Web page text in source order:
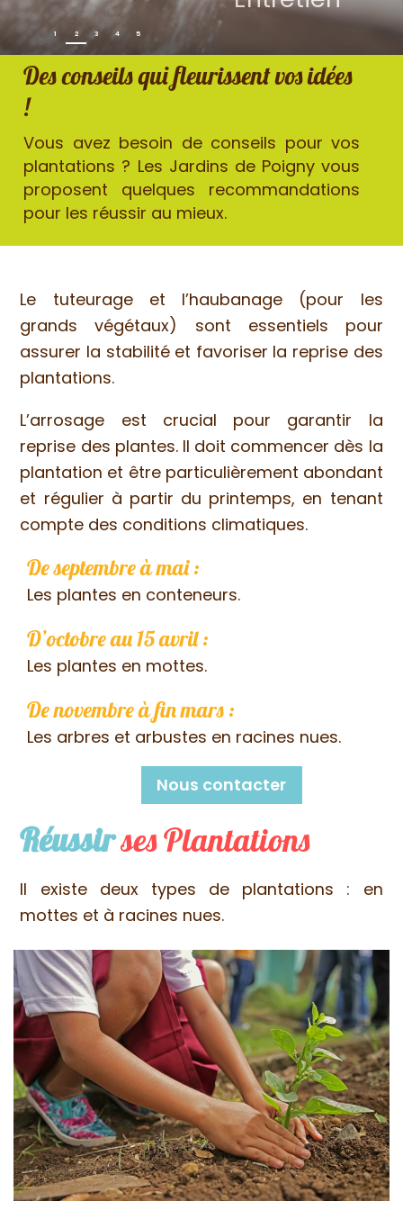
1 2 3 4 5
Des conseils qui fleurissent vos idées
!
Vous avez besoin de conseils pour vos
plantations ? Les Jardins de Poigny vous
proposent quelques recommandations
pour les réussir au mieux.
Le tuteurage et l’haubanage (pour les
grands végétaux) sont essentiels pour
assurer la stabilité et favoriser la reprise des
plantations.
L’arrosage est crucial pour garantir la
reprise des plantes. Il doit commencer dès la
plantation et être particulièrement abondant
et régulier à partir du printemps, en tenant
compte des conditions climatiques.
De septembre à mai :
Les plantes en conteneurs.
D’octobre au 15 avril :
Les plantes en mottes.
De novembre à fin mars :
Les arbres et arbustes en racines nues.
Nous contacter
Réussirses Plantations
Il existe deux types de plantations : en
mottes et à racines nues.